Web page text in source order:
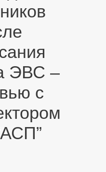
ЭВС –
с